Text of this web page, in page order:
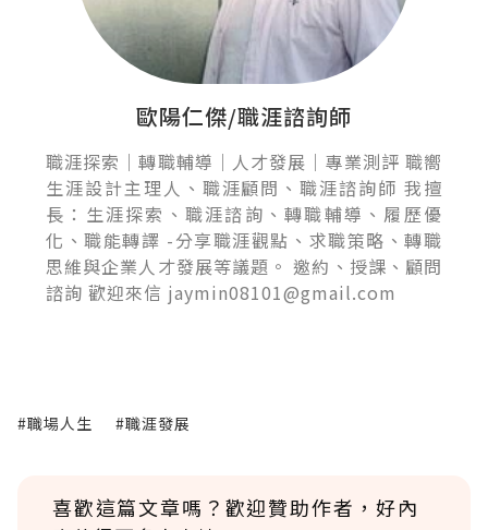
歐陽仁傑/職涯諮詢師
職涯探索｜轉職輔導｜人才發展｜專業測評 職嚮
生涯設計主理人、職涯顧問、職涯諮詢師 我擅
長：生涯探索、職涯諮詢、轉職輔導、履歷優
化、職能轉譯 -分享職涯觀點、求職策略、轉職
思維與企業人才發展等議題。 邀約、授課、顧問
諮詢 歡迎來信 jaymin08101@gmail.com
#職場人生 #職涯發展
喜歡這篇文章嗎？歡迎贊助作者，好內